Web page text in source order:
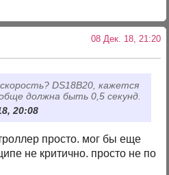
08 Дек. 18, 21:20
DS18B20, кажется
должна быть 0,5 секунд.
20:08
просто. мог бы еще
не критично. просто не по